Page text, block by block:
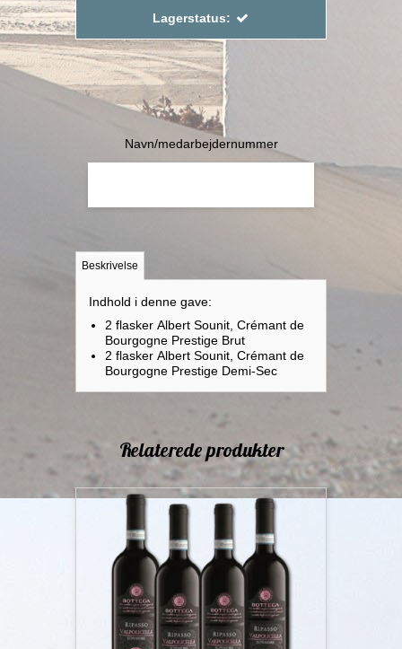
Lagerstatus:
Navn/medarbejdernummer
Beskrivelse
Indhold i denne gave:
2 flasker Albert Sounit, Crémant de
Bourgogne Prestige Brut
2 flasker Albert Sounit, Crémant de
Bourgogne Prestige Demi-Sec
Relaterede produkter